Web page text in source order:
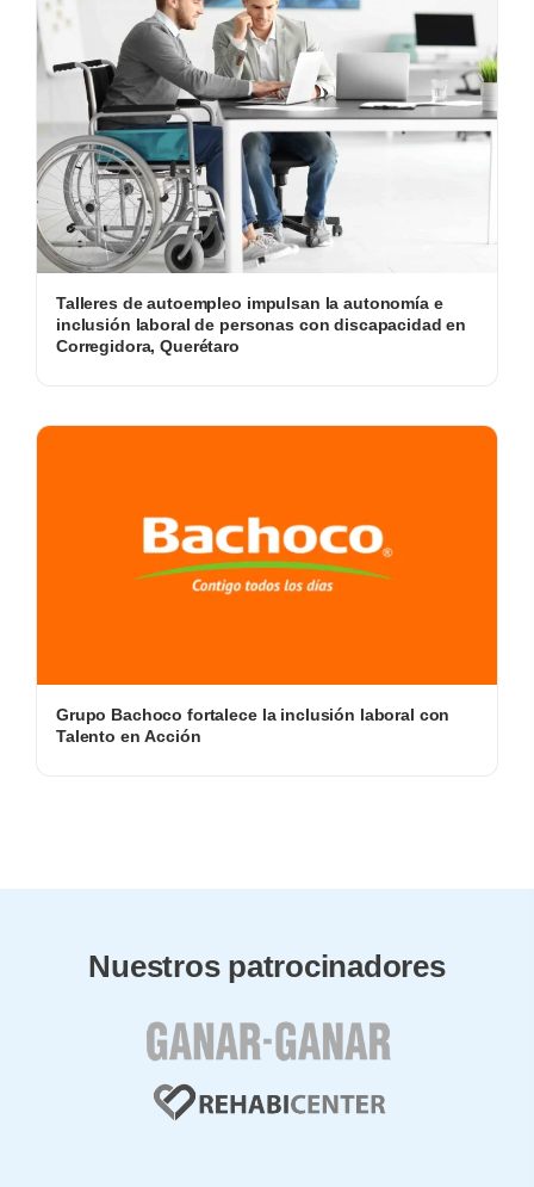
Talleres de autoempleo impulsan la autonomía e
inclusión laboral de personas con discapacidad en
Corregidora, Querétaro
Grupo Bachoco fortalece la inclusión laboral con
Talento en Acción
Nuestros patrocinadores